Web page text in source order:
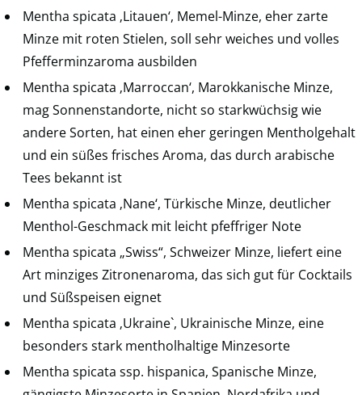
Mentha spicata ‚Litauen‘, Memel-Minze, eher zarte
Minze mit roten Stielen, soll sehr weiches und volles
Pfefferminzaroma ausbilden
Mentha spicata ‚Marroccan‘, Marokkanische Minze,
mag Sonnenstandorte, nicht so starkwüchsig wie
andere Sorten, hat einen eher geringen Mentholgehalt
und ein süßes frisches Aroma, das durch arabische
Tees bekannt ist
Mentha spicata ‚Nane‘, Türkische Minze, deutlicher
Menthol-Geschmack mit leicht pfeffriger Note
Mentha spicata „Swiss“, Schweizer Minze, liefert eine
Art minziges Zitronenaroma, das sich gut für Cocktails
und Süßspeisen eignet
Mentha spicata ‚Ukraine`, Ukrainische Minze, eine
besonders stark mentholhaltige Minzesorte
Mentha spicata ssp. hispanica, Spanische Minze,